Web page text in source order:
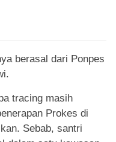
berasal dari Ponpes
tracing masih
Prokes di
Sebab, santri